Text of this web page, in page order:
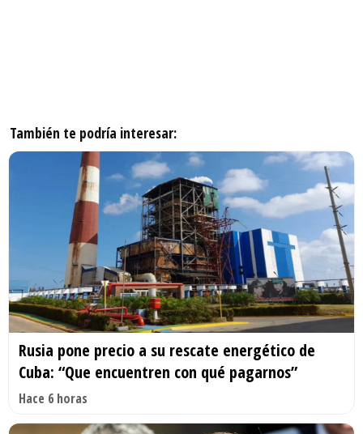
También te podría interesar:
Rusia pone precio a su rescate energético de
Cuba: “Que encuentren con qué pagarnos”
Hace 6 horas